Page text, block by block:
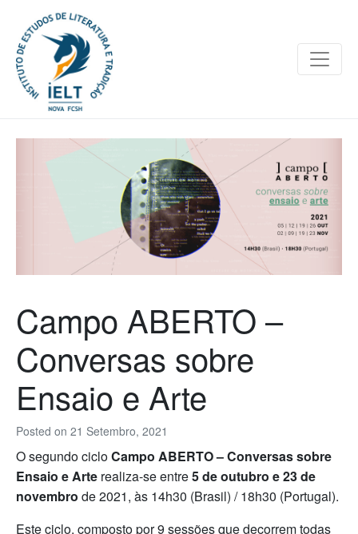
Posted on 21 Setembro, 2021
Campo ABERTO –
Conversas sobre
Ensaio e Arte
O segundo cicloCampo ABERTO – Conversas sobre
Ensaio e Arte realiza-se entre5 de outubro e 23 de
novembro de 2021, às 14h30 (Brasil) / 18h30 (Portugal).
Este ciclo, composto por 9 sessões que decorrem todas